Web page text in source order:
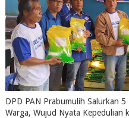
DPD PAN Prabumulih Salurkan
Warga, Wujud Nyata Kepedulian